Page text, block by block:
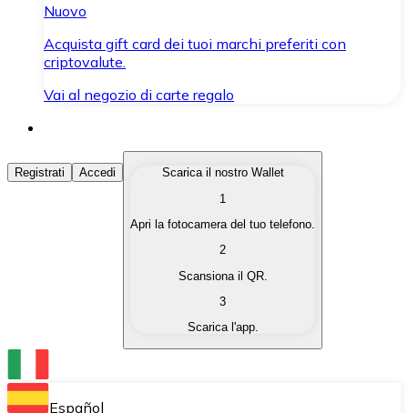
Nuovo
Acquista gift card dei tuoi marchi preferiti con
criptovalute.
Vai al negozio di carte regalo
Acquista Criptovalute
Acquista le criptovalute che ti interessano in modo
Converti le tue criptovalute in valuta fiat quando ne
Scambia una criptovaluta con un'altra
Conserva le tue cripto in un Wallet self-custodial.
Registrati Accedi
Scarica il nostro Wallet
1
Apri la fotocamera del tuo telefono.
2
Scansiona il QR.
3
Scarica l'app.
Español